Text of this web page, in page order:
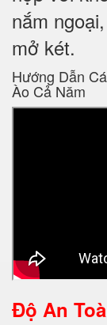
nắm
mở két.
Hướng Dẫn
Ào Cả Năm
Độ An